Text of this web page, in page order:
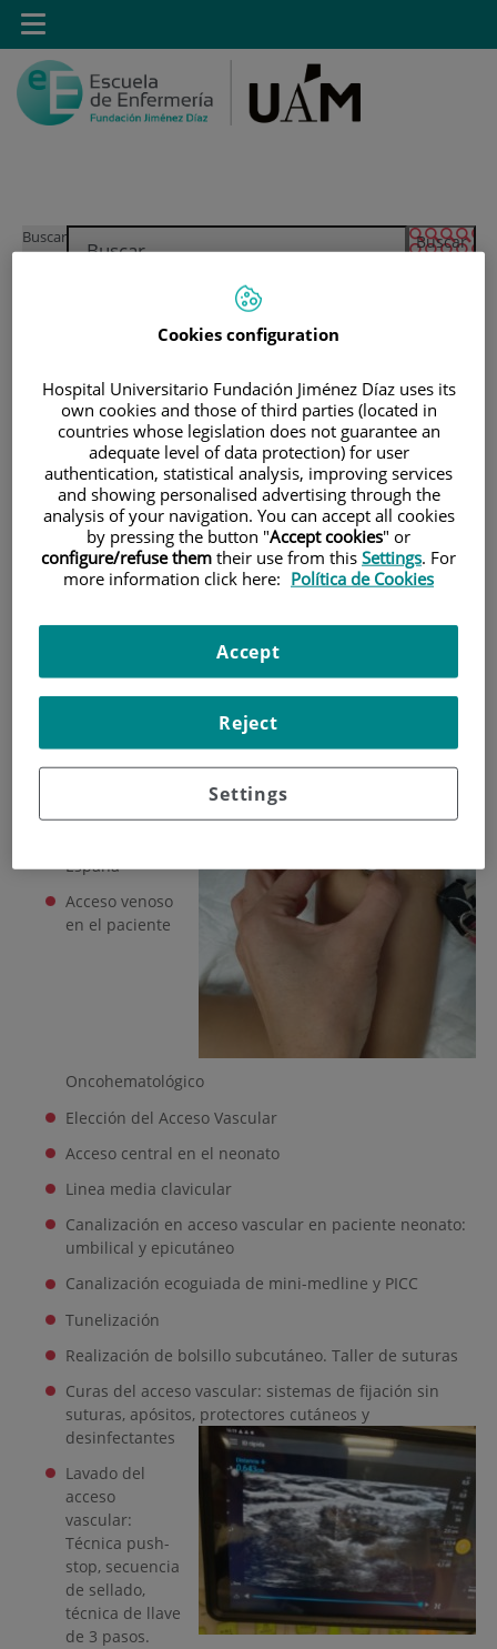
Saltar al contenido
SaltarBuscar
Toggle
navigation
ESTUDIOS|POSTGRADO
|CURSO DE EXPERTO EN ACCESO VASCULAR
ECOGUIADO
SIMULACIÓN CLÍNICA
Simulación Clínica
Talleres:
Uso básico del ecógrafo
PICC-PORT
España
Acceso venoso
en el paciente
Oncohematológico
Elección del Acceso Vascular
Acceso central en el neonato
Linea media clavicular
Canalización en acceso vascular en paciente neonato:
umbilical y epicutáneo
Canalización ecoguiada de mini-medline y PICC
Tunelización
Realización de bolsillo subcutáneo. Taller de suturas
Curas del acceso vascular: sistemas de fijación sin
suturas, apósitos, protectores cutáneos y
desinfectantes
Lavado del
acceso
vascular:
Técnica push-
stop, secuencia
de sellado,
técnica de llave
de 3 pasos.
Cookies configuration
Hospital Universitario Fundación Jiménez Díaz uses its
own cookies and those of third parties (located in
countries whose legislation does not guarantee an
adequate level of data protection) for user
authentication, statistical analysis, improving services
and showing personalised advertising through the
analysis of your navigation. You can accept all cookies
by pressing the button "Accept cookies" or
configure/refuse them their use from this Settings. For
more information click here: Política de Cookies
Settings
Reject
Accept